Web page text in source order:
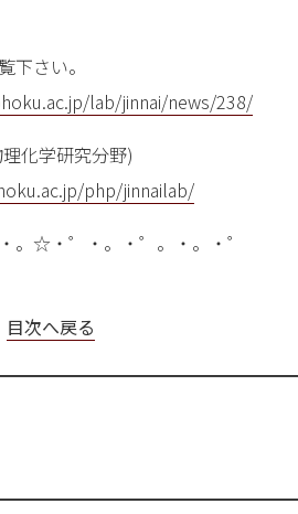
さい。
lab/jinnai/news/238/
化学研究分野)
php/jinnailab/
・゜・。・゜。・。・゜
目次へ戻る